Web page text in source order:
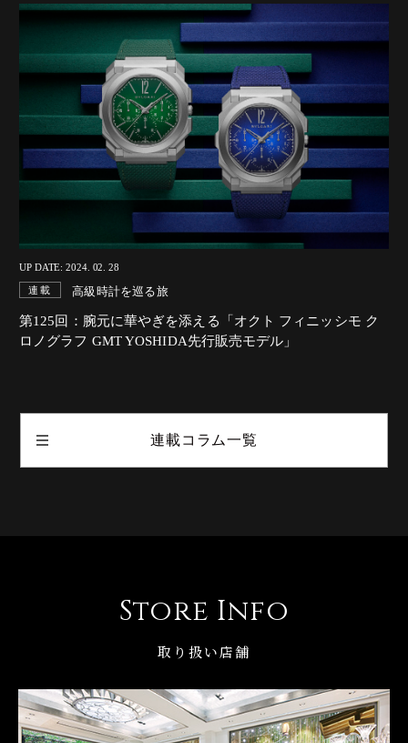
UP DATE: 2024. 02. 28
連載 高級時計を巡る旅
第125回：腕元に華やぎを添える「オクト フィニッシモ ク
ロノグラフ GMT YOSHIDA先行販売モデル」
連載コラム一覧
Store Info
取り扱い店舗